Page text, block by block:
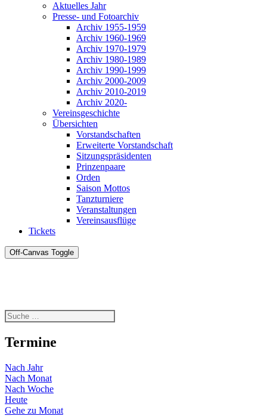
Aktuelles Jahr
Presse- und Fotoarchiv
Archiv 1955-1959
Archiv 1960-1969
Archiv 1970-1979
Archiv 1980-1989
Archiv 1990-1999
Archiv 2000-2009
Archiv 2010-2019
Archiv 2020-
Vereinsgeschichte
Übersichten
Vorstandschaften
Erweiterte Vorstandschaft
Sitzungspräsidenten
Prinzenpaare
Orden
Saison Mottos
Tanzturniere
Veranstaltungen
Vereinsausflüge
Tickets
Off-Canvas Toggle
Termine
Nach Jahr
Nach Monat
Nach Woche
Heute
Gehe zu Monat